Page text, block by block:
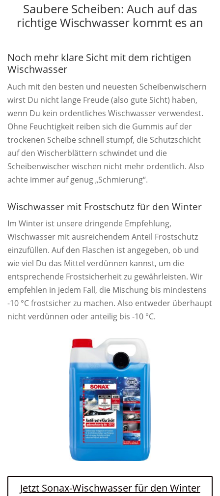
Saubere Scheiben: Auch auf das
richtige Wischwasser kommt es an
Noch mehr klare Sicht mit dem richtigen
Wischwasser
Auch mit den besten und neuesten Scheibenwischern
wirst Du nicht lange Freude (also gute Sicht) haben,
wenn Du kein ordentliches Wischwasser verwendest.
Ohne Feuchtigkeit reiben sich die Gummis auf der
trockenen Scheibe schnell stumpf, die Schutzschicht
auf den Wischerblättern schwindet und die
Scheibenwischer wischen nicht mehr ordentlich. Also
achte immer auf genug „Schmierung“.
Wischwasser mit Frostschutz für den Winter
Im Winter ist unsere dringende Empfehlung,
Wischwasser mit ausreichendem Anteil Frostschutz
einzufüllen. Auf den Flaschen ist angegeben, ob und
wie viel Du das Mittel verdünnen kannst, um die
entsprechende Frostsicherheit zu gewährleisten. Wir
empfehlen in jedem Fall, die Mischung bis mindestens
-10 °C frostsicher zu machen. Also entweder überhaupt
nicht verdünnen oder anteilig bis -10 °C.
Jetzt Sonax-Wischwasser für den Winter